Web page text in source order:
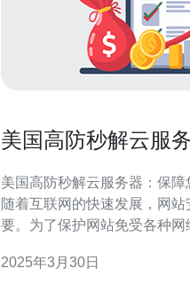
美国高防秒解云服
美国高防秒解云服务器：保
随着互联网的快速发展，网
要。为了保护网站免受各种
美国高防秒解云服务器，它是
2025年3月30日